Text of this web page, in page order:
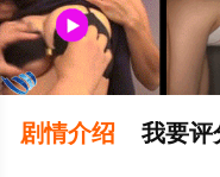
剧情介绍 我要评